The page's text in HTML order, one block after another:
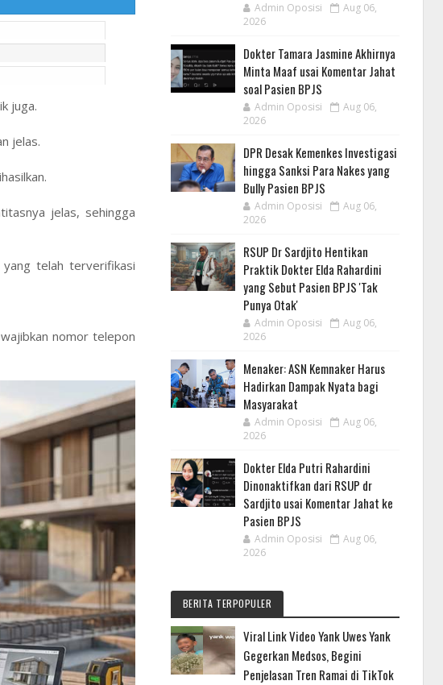
juga.
jelas.
jelas, sehingga
telah terverifikasi
nomor telepon
Admin Oposisi
Aug 06,
2026
Dokter Tamara Jasmine Akhirnya
Minta Maaf usai Komentar Jahat
soal Pasien BPJS
Admin Oposisi
Aug 06,
2026
DPR Desak Kemenkes Investigasi
hingga Sanksi Para Nakes yang
Bully Pasien BPJS
Admin Oposisi
Aug 06,
2026
RSUP Dr Sardjito Hentikan
Praktik Dokter Elda Rahardini
yang Sebut Pasien BPJS 'Tak
Punya Otak'
Admin Oposisi
Aug 06,
2026
Menaker: ASN Kemnaker Harus
Hadirkan Dampak Nyata bagi
Masyarakat
Admin Oposisi
Aug 06,
2026
Dokter Elda Putri Rahardini
Dinonaktifkan dari RSUP dr
Sardjito usai Komentar Jahat ke
Pasien BPJS
Admin Oposisi
Aug 06,
2026
BERITA TERPOPULER
Viral Link Video Yank Uwes Yank
Gegerkan Medsos, Begini
Penjelasan Tren Ramai di TikTok